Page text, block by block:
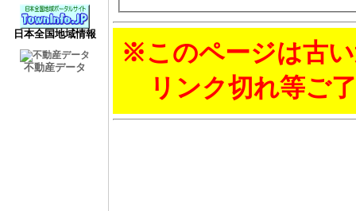
日本全国地域情報
不動産データ
※このページは古
リンク切れ等ご